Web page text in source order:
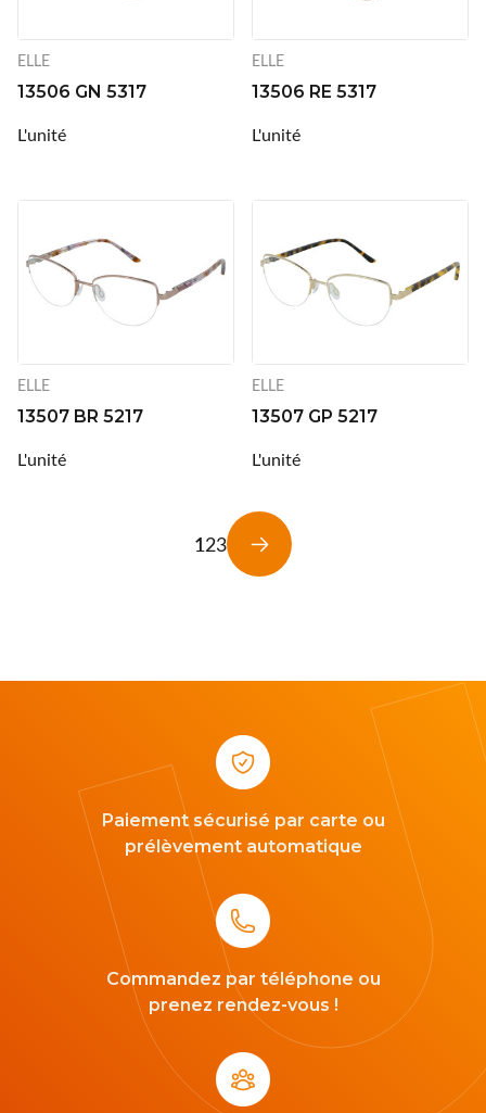
ELLE
13506 GN 5317
L'unité
ELLE
13506 RE 5317
L'unité
ELLE
13507 BR 5217
L'unité
ELLE
13507 GP 5217
L'unité
123 Suivant
Paiement sécurisé par carte ou
prélèvement automatique
Commandez par téléphone ou
prenez rendez-vous !